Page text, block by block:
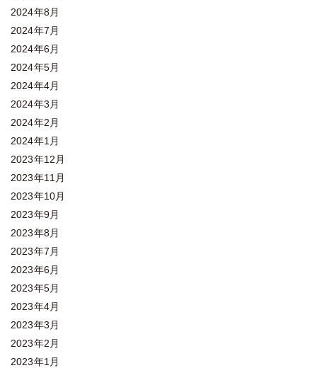
2024年8月
2024年7月
2024年6月
2024年5月
2024年4月
2024年3月
2024年2月
2024年1月
2023年12月
2023年11月
2023年10月
2023年9月
2023年8月
2023年7月
2023年6月
2023年5月
2023年4月
2023年3月
2023年2月
2023年1月